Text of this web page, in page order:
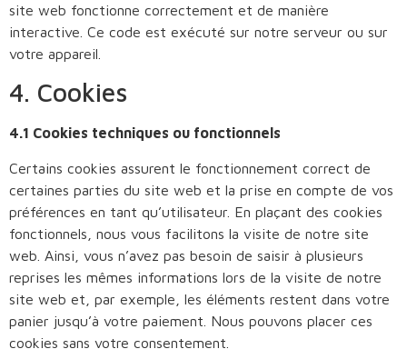
site web fonctionne correctement et de manière
interactive. Ce code est exécuté sur notre serveur ou sur
votre appareil.
4. Cookies
4.1 Cookies techniques ou fonctionnels
Certains cookies assurent le fonctionnement correct de
certaines parties du site web et la prise en compte de vos
préférences en tant qu’utilisateur. En plaçant des cookies
fonctionnels, nous vous facilitons la visite de notre site
web. Ainsi, vous n’avez pas besoin de saisir à plusieurs
reprises les mêmes informations lors de la visite de notre
site web et, par exemple, les éléments restent dans votre
panier jusqu’à votre paiement. Nous pouvons placer ces
cookies sans votre consentement.